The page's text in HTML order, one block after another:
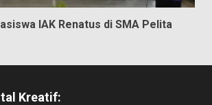
IAK Renatus di SMA Pelita
Kreatif: